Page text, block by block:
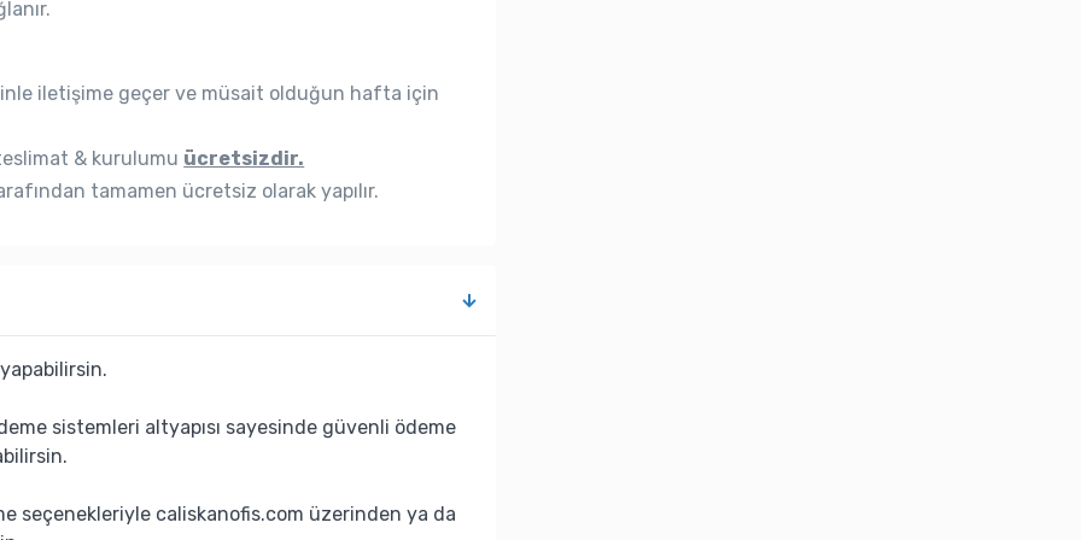
iletişime geçer ve müsait olduğun hafta için
& kurulumu ücretsizdir.
tamamen ücretsiz olarak yapılır.
sistemleri altyapısı sayesinde güvenli ödeme
seçenekleriyle caliskanofis.com üzerinden ya da